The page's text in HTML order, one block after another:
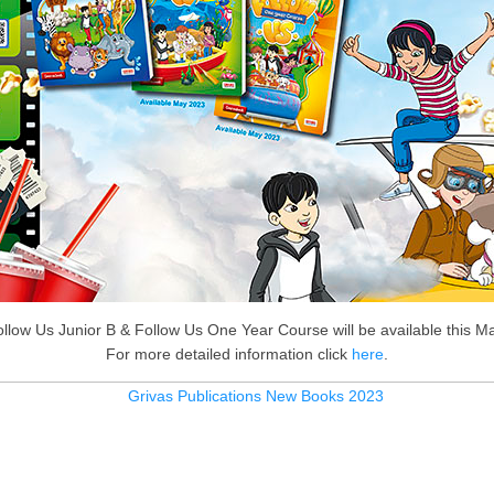
Us Junior B & Follow Us One Year Course will be available this
For more detailed information click here.